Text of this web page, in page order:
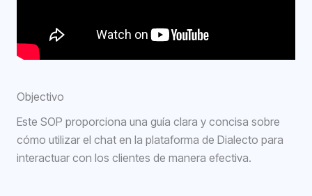
Objectivo
Este SOP proporciona una guía clara y concisa sobre
cómo utilizar el chat en la plataforma de Dialecto para
interactuar con los clientes de manera efectiva.